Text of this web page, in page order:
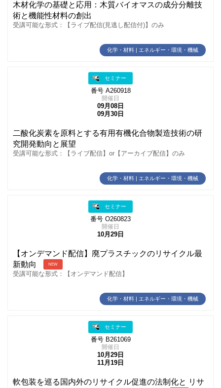
木材化学の基礎と応用：木質バイオマスの成分分離技
術と機能性材料の創出
受講可能な形式：【ライブ配信(見逃し配信付)】のみ
化学・材料 | エネルギー・環境・機械
セミナー
番号 A260918
開催日
09月08日
09月30日
二酸化炭素を原料とする有用有機化合物製造技術の研
究開発動向と展望
受講可能な形式：【ライブ配信】or【アーカイブ配信】のみ
化学・材料 | エネルギー・環境・機械
セミナー
番号 O260823
開催日
10月29日
【オンデマンド配信】廃プラスチックのリサイクル最
新動向
NEW
受講可能な形式：【オンデマンド配信】
化学・材料 | エネルギー・環境・機械
セミナー
番号 B261069
開催日
10月29日
11月19日
軟包装を巡る国内外のリサイクル促進の法制化と リサ